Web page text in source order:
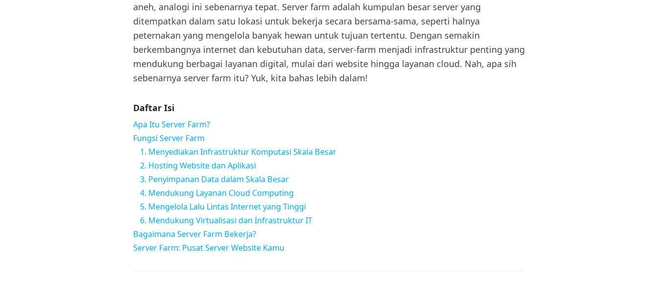
aneh, analogi ini sebenarnya tepat. Server farm adalah kumpulan besar server yang
ditempatkan dalam satu lokasi untuk bekerja secara bersama-sama, seperti halnya
peternakan yang mengelola banyak hewan untuk tujuan tertentu. Dengan semakin
berkembangnya internet dan kebutuhan data, server-farm menjadi infrastruktur penting yang
mendukung berbagai layanan digital, mulai dari website hingga layanan cloud. Nah, apa sih
sebenarnya server farm itu? Yuk, kita bahas lebih dalam!
Daftar Isi
Apa Itu Server Farm?
Fungsi Server Farm
1. Menyediakan Infrastruktur Komputasi Skala Besar
2. Hosting Website dan Aplikasi
3. Penyimpanan Data dalam Skala Besar
4. Mendukung Layanan Cloud Computing
5. Mengelola Lalu Lintas Internet yang Tinggi
6. Mendukung Virtualisasi dan Infrastruktur IT
Bagaimana Server Farm Bekerja?
Server Farm: Pusat Server Website Kamu